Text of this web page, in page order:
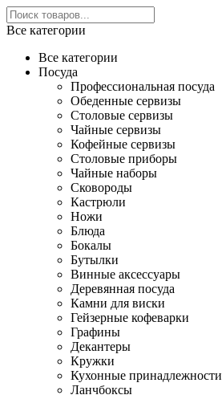
Все категории
Все категории
Посуда
Профессиональная посуда
Обеденные сервизы
Столовые сервизы
Чайные сервизы
Кофейные сервизы
Столовые приборы
Чайные наборы
Сковороды
Кастрюли
Ножи
Блюда
Бокалы
Бутылки
Винные аксессуары
Деревянная посуда
Камни для виски
Гейзерные кофеварки
Графины
Декантеры
Кружки
Кухонные принадлежности
Ланчбоксы